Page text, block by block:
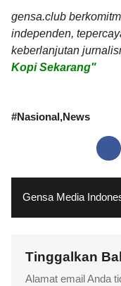
gensa.club
independen,
keberlanjutan
Kopi Sekarang"
#Nasional News
Gensa Media
Tinggalkan
Alamat email Anda